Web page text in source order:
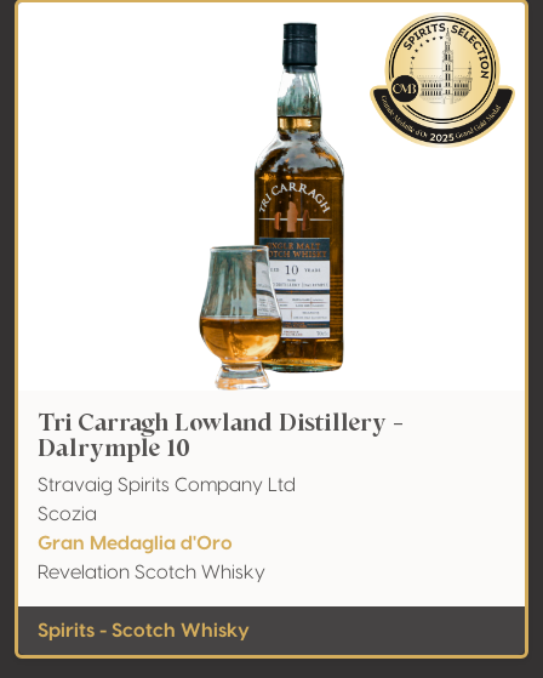
Tri Carragh Lowland Distillery -
Dalrymple 10
Stravaig Spirits Company Ltd
Scozia
Gran Medaglia d'Oro
Revelation Scotch Whisky
Spirits - Scotch Whisky